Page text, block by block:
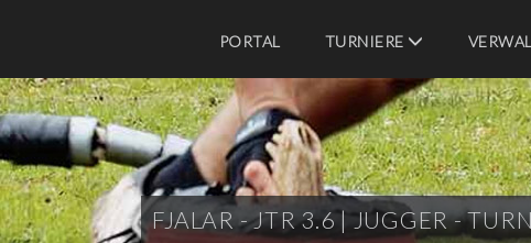
PORTAL TURNIERE
FJALAR - JTR 3.6 |JUGGER -